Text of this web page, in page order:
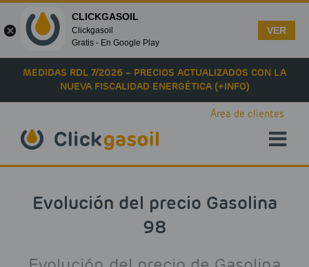
Skip to main content
MEDIDAS RDL 7/2026 – PRECIOS ACTUALIZADOS CON LA
NUEVA FISCALIDAD ENERGÉTICA (+INFO)
Área de clientes
Evolución del precio Gasolina
98
CLICKGASOIL
Clickgasoil
Gratis - En Google Play
VER